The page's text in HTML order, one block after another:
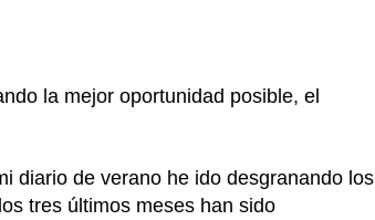
la mejor oportunidad posible, el
diario de verano he ido desgranando los
tres últimos meses han sido